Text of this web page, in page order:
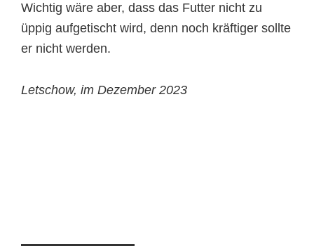
Wichtig wäre aber, dass das Futter nicht zu
üppig aufgetischt wird, denn noch kräftiger sollte
er nicht werden.
Letschow, im Dezember 2023